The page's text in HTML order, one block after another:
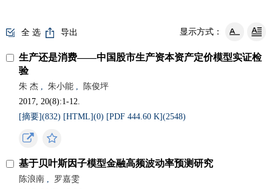
全 选 导出 显示方式：
生产还是消费——中国股市生产资本资产定价模型实证检
验
朱 杰 , 朱小能 ,
陈俊坪
2017, 20(8):1-12.
[摘要](832) [HTML](0) [PDF 444.60 K](2548)
基于贝叶斯因子模型金融高频波动率预测研究
陈浪南 ,
罗嘉雯